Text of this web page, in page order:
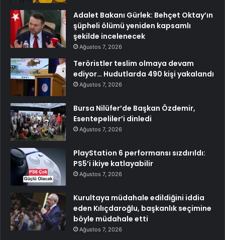
Adalet Bakanı Gürlek: Behçet Oktay’ın
şüpheli ölümü yeniden kapsamlı
şekilde incelenecek
Ağustos 7, 2026
Teröristler teslim olmaya devam
ediyor… Hudutlarda 490 kişi yakalandı
Ağustos 7, 2026
Bursa Nilüfer’de Başkan Özdemir,
Esentepeliler’i dinledi
Ağustos 7, 2026
PlayStation 6 performansı sızdırıldı:
PS5’i ikiye katlayabilir
Ağustos 7, 2026
Kurultaya müdahale edildiğini iddia
eden Kılıçdaroğlu, başkanlık seçimine
böyle müdahale etti
Ağustos 7, 2026